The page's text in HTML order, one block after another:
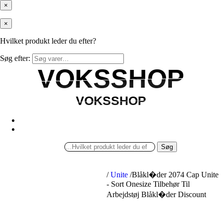
×
×
Hvilket produkt leder du efter?
Søg efter:
VOKSSHOP
VOKSSHOP
VOKSSHOP
VOKSSHOP
Søg
/ Unite /Blåkl�der 2074 Cap Unite
- Sort Onesize Tilbehør Til
Arbejdstøj Blåkl�der Discount